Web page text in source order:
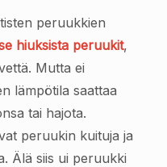
peruukkien
hiuksista peruukit,
Mutta ei
lämpötila saattaa
tai hajota.
peruukin kuituja ja
Älä siis ui peruukki